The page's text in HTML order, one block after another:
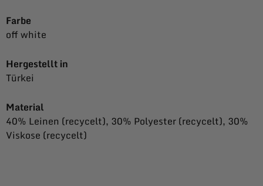
Farbe
off white
Hergestellt in
Türkei
Material
40% Leinen (recycelt), 30% Polyester (recycelt), 30%
Viskose (recycelt)